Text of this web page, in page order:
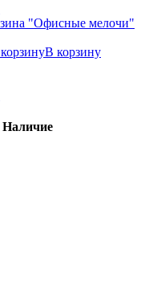
В корзину
Наличие